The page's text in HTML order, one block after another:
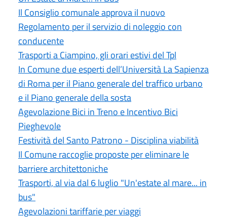
Il Consiglio comunale approva il nuovo
Regolamento per il servizio di noleggio con
conducente
Trasporti a Ciampino, gli orari estivi del Tpl
In Comune due esperti dell’Università La Sapienza
di Roma per il Piano generale del traffico urbano
e il Piano generale della sosta
Agevolazione Bici in Treno e Incentivo Bici
Pieghevole
Festività del Santo Patrono - Disciplina viabilità
Il Comune raccoglie proposte per eliminare le
barriere architettoniche
Trasporti, al via dal 6 luglio "Un'estate al mare... in
bus"
Agevolazioni tariffarie per viaggi